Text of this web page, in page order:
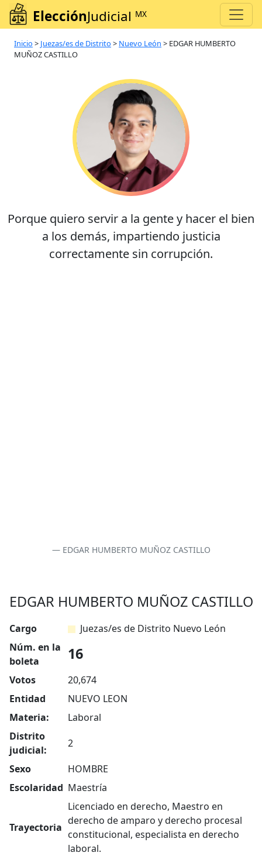
ElecciónJudicial MX
Inicio > Juezas/es de Distrito > Nuevo León > EDGAR HUMBERTO
MUÑOZ CASTILLO
Porque quiero servir a la gente y hacer el bien
a los demás, impartiendo justicia
correctamente sin corrupción.
EDGAR HUMBERTO MUÑOZ CASTILLO
EDGAR HUMBERTO MUÑOZ CASTILLO
Cargo
Juezas/es de Distrito Nuevo León
Núm. en la
boleta
16
Votos
20,674
Entidad
NUEVO LEON
Materia:
Laboral
Distrito
judicial:
2
Sexo
HOMBRE
Escolaridad Maestría
Trayectoria
Licenciado en derecho, Maestro en
derecho de amparo y derecho procesal
constitucional, especialista en derecho
laboral.